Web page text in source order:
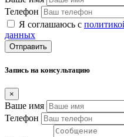
Телефон
Я соглашаюсь с
данных
Отправить
Запись на консультацию
×
Ваше имя
Телефон